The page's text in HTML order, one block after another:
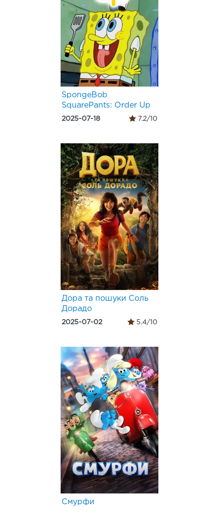
SpongeBob
SquarePants: Order Up
2025-07-18 7.2/10
Дора та пошуки Соль
Дорадо
2025-07-02 5.4/10
Смурфи